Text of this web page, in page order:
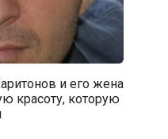
и его жена
красоту, которую